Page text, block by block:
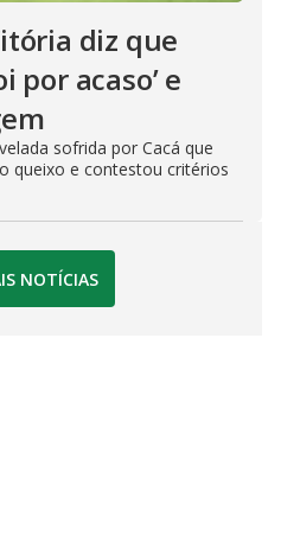
diz que
por acaso’ e
sofrida por Cacá que
queixo e contestou critérios
NOTÍCIAS